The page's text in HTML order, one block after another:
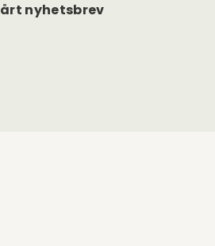
nyhetsbrev